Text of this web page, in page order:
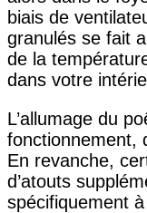
biais de
granulés se fait
de la
dans votre
L’allumage du
fonctionnement,
En revanche,
d’atouts
spécifiquement